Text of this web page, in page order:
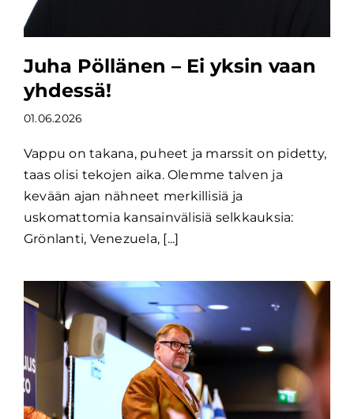
Juha Pöllänen – Ei yksin vaan
yhdessä!
01.06.2026
Vappu on takana, puheet ja marssit on pidetty,
taas olisi tekojen aika. Olemme talven ja
kevään ajan nähneet merkillisiä ja
uskomattomia kansainvälisiä selkkauksia:
Grönlanti, Venezuela, [...]